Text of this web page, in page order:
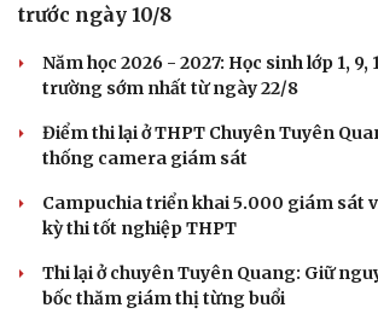
trước ngày 10/8
Năm học 2026 - 2027: Học sinh lớp 1, 9,
trường sớm nhất từ ngày 22/8
Điểm thi lại ở THPT Chuyên Tuyên
thống camera giám sát
Campuchia triển khai 5.000 giám sát
kỳ thi tốt nghiệp THPT
Thi lại ở chuyên Tuyên Quang: Giữ
bốc thăm giám thị từng buổi